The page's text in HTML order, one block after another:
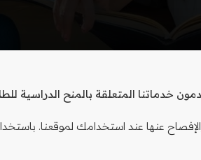
خدماتنا المتعلقة بالمنح الدراسية
عنها عند استخدامك لموقعنا.